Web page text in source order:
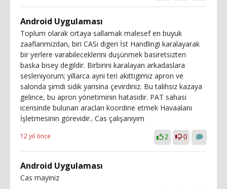
Android Uygulaması
Toplum olarak ortaya sallamak malesef en buyuk
zaaflarimizdan, biri CASı digeri İst Handlingi karalayarak
bir yerlere varabileceklerini duşünmek basiretsizten
baska bisey degildir. Birbirini karalayan arkadaslara
sesleniyorum; yillarca ayni teri akıttigimiz apron ve
salonda şimdi sidik yarisina çevirdiniz. Bu talihsiz kazaya
gelince, bu apron yönetiminin hatasidir. PAT sahasi
icerisinde bulunan aracları koordine etmek Havaalanı
İşletmesinin görevidir.. Cas çalışanıyım
12 yıl önce 2 0
Android Uygulaması
Cas mayiniz